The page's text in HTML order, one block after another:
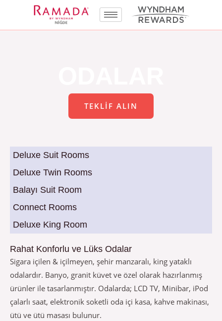
TEKLIF ALIN
Deluxe Suit Rooms
Deluxe Twin Rooms
Balayı Suit Room
Connect Rooms
Deluxe King Room
Rahat Konforlu ve Lüks Odalar
Sigara içilen & içilmeyen, şehir manzaralı, king yataklı
odalardır. Banyo, granit küvet ve özel olarak hazırlanmış
ürünler ile tasarlanmıştır. Odalarda; LCD TV, Minibar, iPod
çalarlı saat, elektronik soketli oda içi kasa, kahve makinası,
ütü ve ütü masası bulunur.